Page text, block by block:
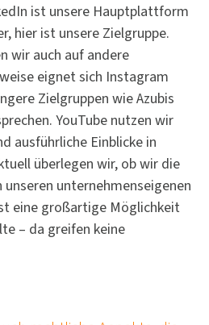
ist unsere Hauptplattform
hier ist unsere Zielgruppe.
wir auch auf andere
eignet sich Instagram
Zielgruppen wie Azubis
YouTube nutzen wir
ausführliche Einblicke in
überlegen wir, ob wir die
unternehmenseigenen
eine großartige Möglichkeit
– da greifen keine